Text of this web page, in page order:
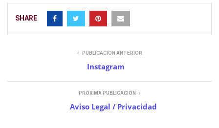
SHARE
PUBLICACIÓN ANTERIOR
Instagram
PRÓXIMA PUBLICACIÓN
Aviso Legal / Privacidad